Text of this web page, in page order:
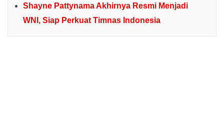
Shayne Pattynama Akhirnya Resmi Menjadi
WNI, Siap Perkuat Timnas Indonesia